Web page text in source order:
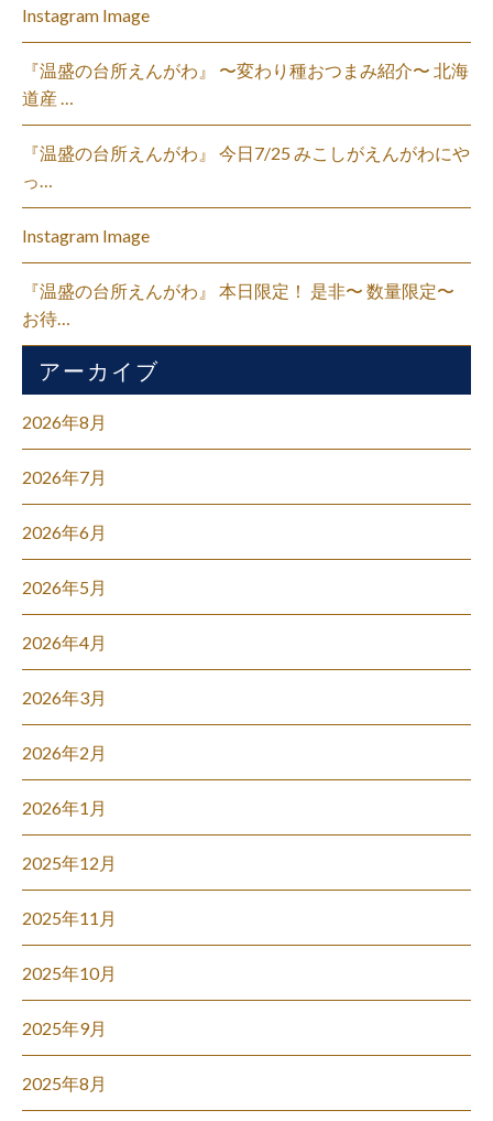
Instagram Image
『温盛の台所えんがわ』 〜変わり種おつまみ紹介〜 北海
道産 …
『温盛の台所えんがわ』 今日7/25 みこしがえんがわにや
っ…
Instagram Image
『温盛の台所えんがわ』 本日限定！ 是非〜 数量限定〜
お待…
アーカイブ
2026年8月
2026年7月
2026年6月
2026年5月
2026年4月
2026年3月
2026年2月
2026年1月
2025年12月
2025年11月
2025年10月
2025年9月
2025年8月